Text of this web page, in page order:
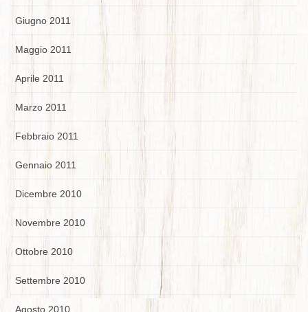
Giugno 2011
Maggio 2011
Aprile 2011
Marzo 2011
Febbraio 2011
Gennaio 2011
Dicembre 2010
Novembre 2010
Ottobre 2010
Settembre 2010
Agosto 2010